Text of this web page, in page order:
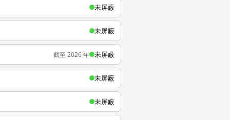
未屏蔽
未屏蔽
截至 2026 年 未屏蔽
未屏蔽
未屏蔽